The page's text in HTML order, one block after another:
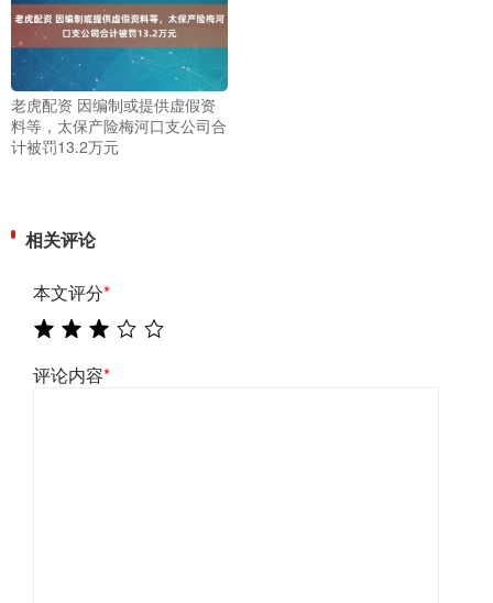
老虎配资 因编制或提供虚假资
料等，太保产险梅河口支公司合
计被罚13.2万元
相关评论
本文评分*
评论内容*